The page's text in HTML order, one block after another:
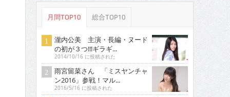
月間TOP10 総合TOP10
瀧内公美 主演・長編・ヌード
の初が３つ!!!ギラギ...
2014/10/16 に投稿された
雨宮留菜さん 「ミスヤンチャ
ン2016」参戦！マル...
2016/5/16 に投稿された